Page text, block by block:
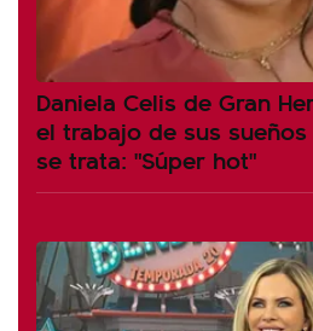
Daniela Celis de Gran
el trabajo de sus
se trata: "Súper hot"